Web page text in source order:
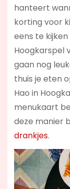
hanteert
korting voor
eens te
Hoogkarspel
gaan nog
thuis je eten
Hao in
menukaart
deze manier
drankjes.